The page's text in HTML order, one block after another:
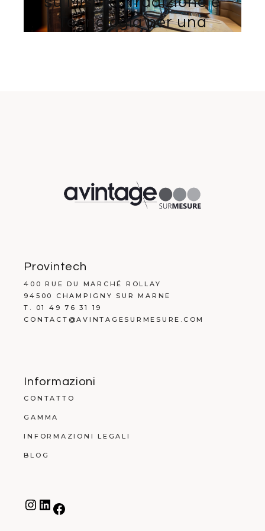
Tecnologia per una
Provintech
400 RUE DU MARCHÉ ROLLAY
94500 CHAMPIGNY SUR MARNE
T. 01 49 76 31 19
CONTACT@AVINTAGESURMESURE.COM
Informazioni
CONTATTO
GAMMA
INFORMAZIONI LEGALI
BLOG